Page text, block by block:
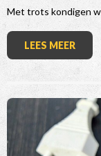
Met trots kondigen
LEES MEER